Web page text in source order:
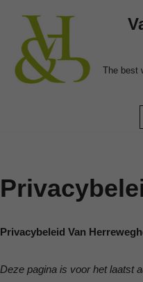
naar
de
inhoud
The
Privacybeleid Van
Deze pagina is voor het laatst